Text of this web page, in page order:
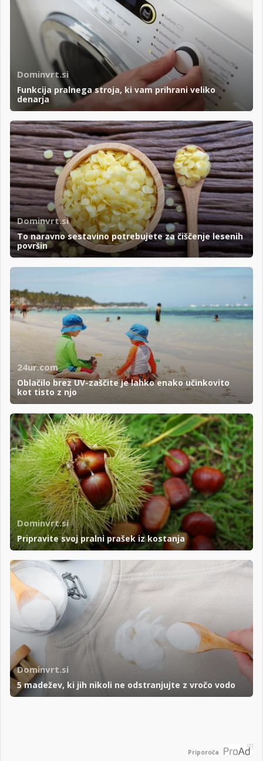
Dominvrt.si
Funkcija pralnega stroja, ki vam prihrani veliko
denarja
Dominvrt.si
To naravno sestavino potrebujete za čiščenje lesenih
površin
24ur.com
Oblačilo brez UV-zaščite je lahko enako učinkovito
kot tisto z njo
Dominvrt.si
Pripravite svoj pralni prašek iz kostanja
Dominvrt.si
5 madežev, ki jih nikoli ne odstranjujte z vročo vodo
Priporoča